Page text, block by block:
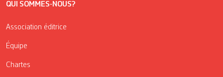
QUI SOMMES-NOUS?
Association éditrice
Équipe
Chartes